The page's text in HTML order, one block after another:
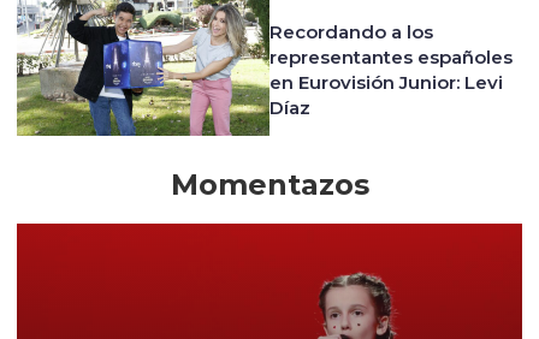
Recordando a los
representantes españoles
en Eurovisión Junior: Levi
Díaz
Momentazos